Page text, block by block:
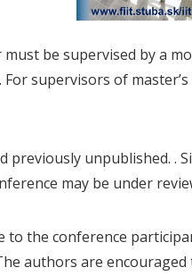
be supervised by a
supervisors of
unpublished. .
may be under
the conference
authors are